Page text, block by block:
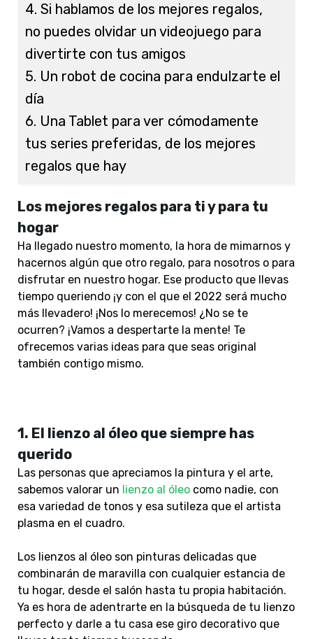
4. Si hablamos de los mejores regalos,
no puedes olvidar un videojuego para
divertirte con tus amigos
5. Un robot de cocina para endulzarte el
día
6. Una Tablet para ver cómodamente
tus series preferidas, de los mejores
regalos que hay
Los mejores regalos para ti y para tu
hogar
Ha llegado nuestro momento, la hora de mimarnos y
hacernos algún que otro regalo, para nosotros o para
disfrutar en nuestro hogar. Ese producto que llevas
tiempo queriendo ¡y con el que el 2022 será mucho
más llevadero! ¡Nos lo merecemos! ¿No se te
ocurren? ¡Vamos a despertarte la mente! Te
ofrecemos varias ideas para que seas original
también contigo mismo.
1. El lienzo al óleo que siempre has
querido
Las personas que apreciamos la pintura y el arte,
sabemos valorar un lienzo al óleo como nadie, con
esa variedad de tonos y esa sutileza que el artista
plasma en el cuadro.
Los lienzos al óleo son pinturas delicadas que
combinarán de maravilla con cualquier estancia de
tu hogar, desde el salón hasta tu propia habitación.
Ya es hora de adentrarte en la búsqueda de tu lienzo
perfecto y darle a tu casa ese giro decorativo que